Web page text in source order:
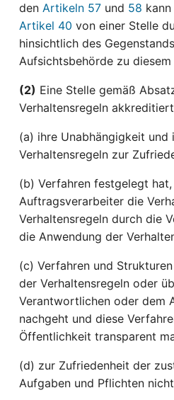
den Artikeln 57 und 58
Artikel 40 von einer Stelle
hinsichtlich des
Aufsichtsbehörde zu
(2) Eine Stelle gemäß
Verhaltensregeln
(a) ihre Unabhängigkeit und
Verhaltensregeln zur
(b) Verfahren festgelegt
Auftragsverarbeiter die
Verhaltensregeln durch die
die Anwendung der
(c) Verfahren und
der Verhaltensregeln oder
Verantwortlichen oder dem
nachgeht und diese
Öffentlichkeit transparent
(d) zur Zufriedenheit der
Aufgaben und Pflichten